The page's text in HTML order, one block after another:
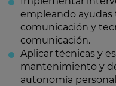
empleando ayudas
comunicación y
comunicación.
Aplicar técnicas y
mantenimiento y
autonomía